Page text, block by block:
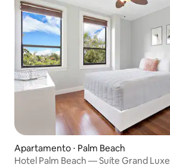
Apartamento ⋅ Palm Beach
Hotel Palm Beach — Suíte Grand Luxe